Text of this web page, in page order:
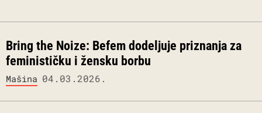
Bring the Noize: Befem dodeljuje priznanja za
feminističku i žensku borbu
Mašina 04.03.2026.